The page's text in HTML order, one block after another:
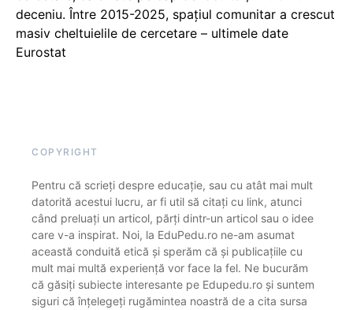
deceniu. Între 2015-2025, spațiul comunitar a crescut
masiv cheltuielile de cercetare – ultimele date
Eurostat
COPYRIGHT
Pentru că scrieți despre educație, sau cu atât mai mult
datorită acestui lucru, ar fi util să citați cu link, atunci
când preluați un articol, părți dintr-un articol sau o idee
care v-a inspirat. Noi, la EduPedu.ro ne-am asumat
această conduită etică și sperăm că și publicațiile cu
mult mai multă experiență vor face la fel. Ne bucurăm
că găsiți subiecte interesante pe Edupedu.ro și suntem
siguri că înțelegeți rugămintea noastră de a cita sursa